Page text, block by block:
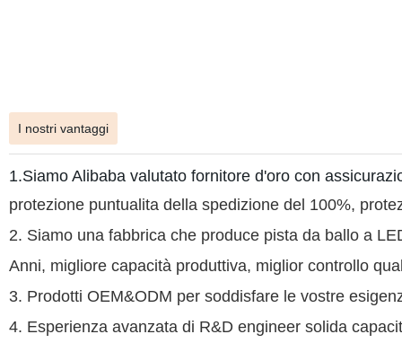
I nostri vantaggi
1.Siamo Alibaba valutato fornitore d'oro con
protezione puntualita della spedizione del 100%,
2. Siamo una fabbrica che produce pista da ballo a
Anni, migliore capacità produttiva, miglior controllo
3. Prodotti OEM&ODM per soddisfare le vostre
4. Esperienza avanzata di R&D engineer solida